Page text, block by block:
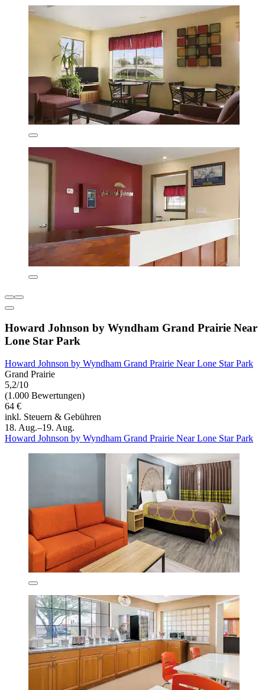
Howard Johnson by Wyndham Grand Prairie Near
Lone Star Park
Howard Johnson by Wyndham Grand Prairie Near Lone Star Park
Grand Prairie
5,2/10
(1.000 Bewertungen)
64 €
inkl. Steuern & Gebühren
18. Aug.–19. Aug.
Howard Johnson by Wyndham Grand Prairie Near Lone Star Park